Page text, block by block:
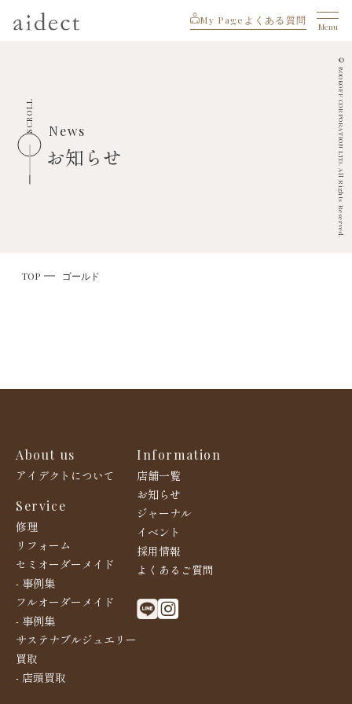
My Page よくある質問
Menu
News
お知らせ
SCROLL © BOOKOFF CORPORATION LTD. All Rights Reserved.
TOP ゴールド
About us
アイデクトについて
Service
修理
リフォーム
セミオーダーメイド
- 事例集
フルオーダーメイド
- 事例集
サステナブルジュエリー
買取
- 店頭買取
Information
店舗一覧
お知らせ
ジャーナル
イベント
採用情報
よくあるご質問